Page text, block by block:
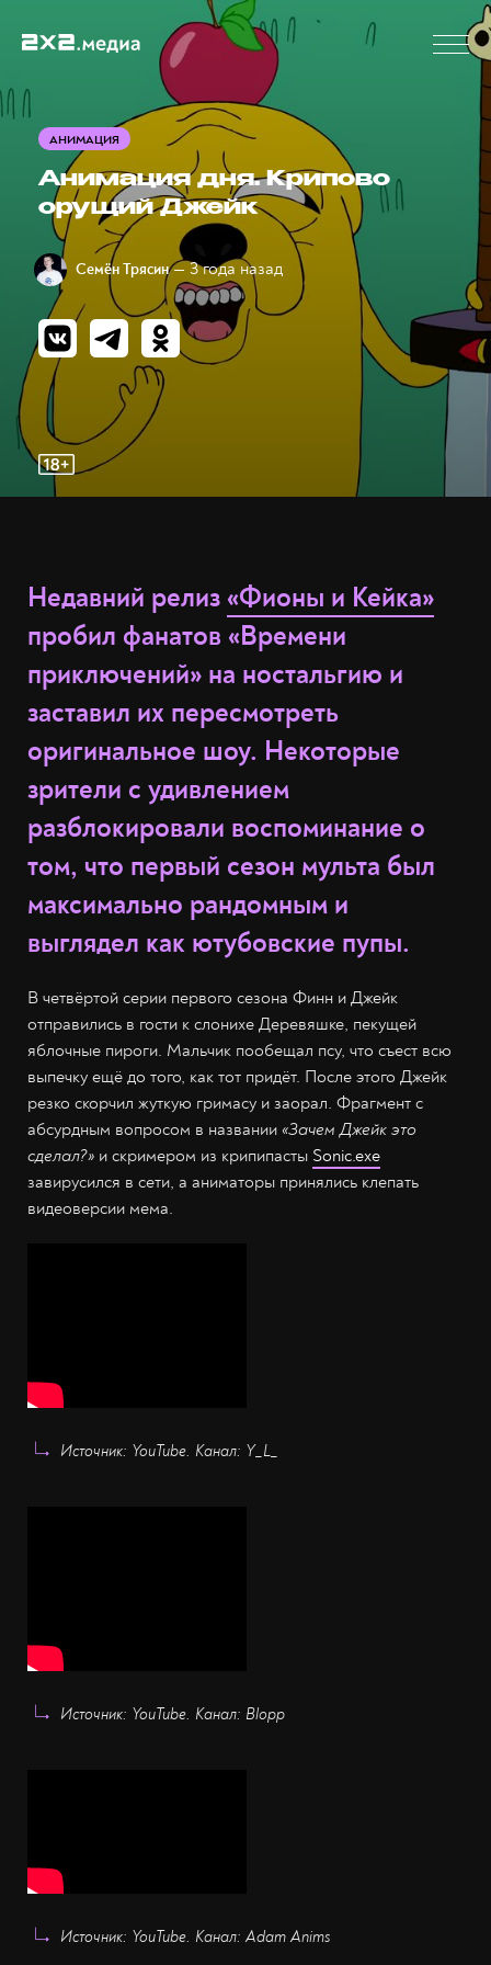
АНИМАЦИЯ
Анимация дня. Крипово
орущий Джейк
Семён Трясин — 3 года назад
Недавний релиз«Фионы и Кейка»
пробил фанатов «Времени
приключений» на ностальгию и
заставил их пересмотреть
оригинальное шоу. Некоторые
зрители с удивлением
разблокировали воспоминание о
том, что первый сезон мульта был
максимально рандомным и
выглядел как ютубовские пупы.
В четвёртой серии первого сезона Финн и Джейк
отправились в гости к слонихе Деревяшке, пекущей
яблочные пироги. Мальчик пообещал псу, что съест всю
выпечку ещё до того, как тот придёт. После этого Джейк
резко скорчил жуткую гримасу и заорал. Фрагмент с
абсурдным вопросом в названии «Зачем Джейк это
сделал?» и скримером из крипипасты Sonic.exe
завирусился в сети, а аниматоры принялись клепать
видеоверсии мема.
Источник: YouTube. Канал: Y_L_
Источник: YouTube. Канал: Blopp
Источник: YouTube. Канал: Adam Anims